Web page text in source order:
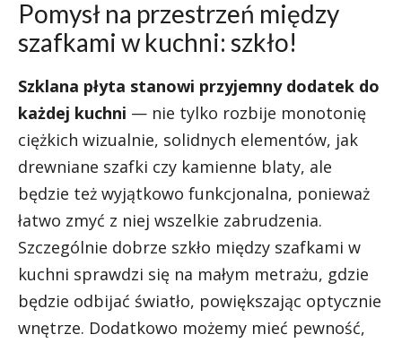
Pomysł na przestrzeń między
szafkami w kuchni: szkło!
Szklana płyta stanowi przyjemny dodatek do
każdej kuchni — nie tylko rozbije monotonię
ciężkich wizualnie, solidnych elementów, jak
drewniane szafki czy kamienne blaty, ale
będzie też wyjątkowo funkcjonalna, ponieważ
łatwo zmyć z niej wszelkie zabrudzenia.
Szczególnie dobrze szkło między szafkami w
kuchni sprawdzi się na małym metrażu, gdzie
będzie odbijać światło, powiększając optycznie
wnętrze. Dodatkowo możemy mieć pewność,